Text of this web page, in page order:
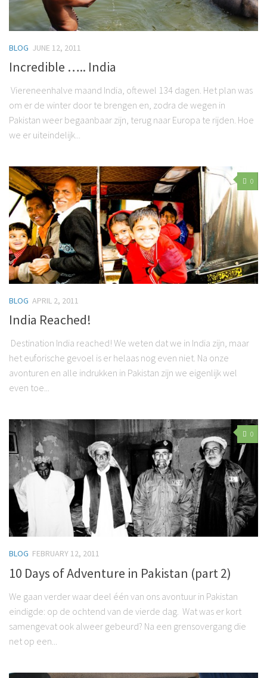
BLOG JUNE 12, 2011
Incredible ….. India
Viereneenhalve maand India, oftewel 134 dagen. Het plan was
om er de winter door te brengen en, zodra de wegen in
Pakistan weer begaanbaar zijn, terug naar Europa te rijden. Hoe
we er uiteindelijk...
0
BLOG APRIL 2, 2011
India Reached!
Destination India reached! We weten dat we in India zijn, maar
het euforische gevoel is er helaas nog even niet. Na onze
avonturen en alle indrukken in Pakistan zijn we eigenlijk wel
even toe...
0
BLOG FEBRUARY 12, 2011
10 Days of Adventure in Pakistan (part 2)
We gaan verder waar deel één van ons avontuur in Pakistan
eindigde: op de ochtend van de vierde dag. Wat was er kort
samengevat ook alweer gebeurd? Na een grensovergang die
net op een...